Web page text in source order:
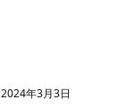
2024年3月3日